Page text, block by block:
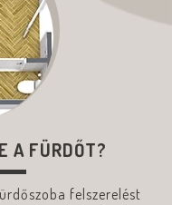
A FÜRDŐT?
felszerelést